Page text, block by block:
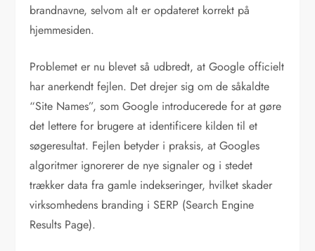
brandnavne, selvom alt er opdateret korrekt på
hjemmesiden.
Problemet er nu blevet så udbredt, at Google officielt
har anerkendt fejlen. Det drejer sig om de såkaldte
“Site Names”, som Google introducerede for at gøre
det lettere for brugere at identificere kilden til et
søgeresultat. Fejlen betyder i praksis, at Googles
algoritmer ignorerer de nye signaler og i stedet
trækker data fra gamle indekseringer, hvilket skader
virksomhedens branding i SERP (Search Engine
Results Page).